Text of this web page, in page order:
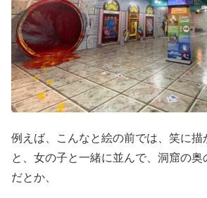
例えば、こんなと絵の前では、笑に描
と、女の子と一緒に並んで、洞窟の
だとか、